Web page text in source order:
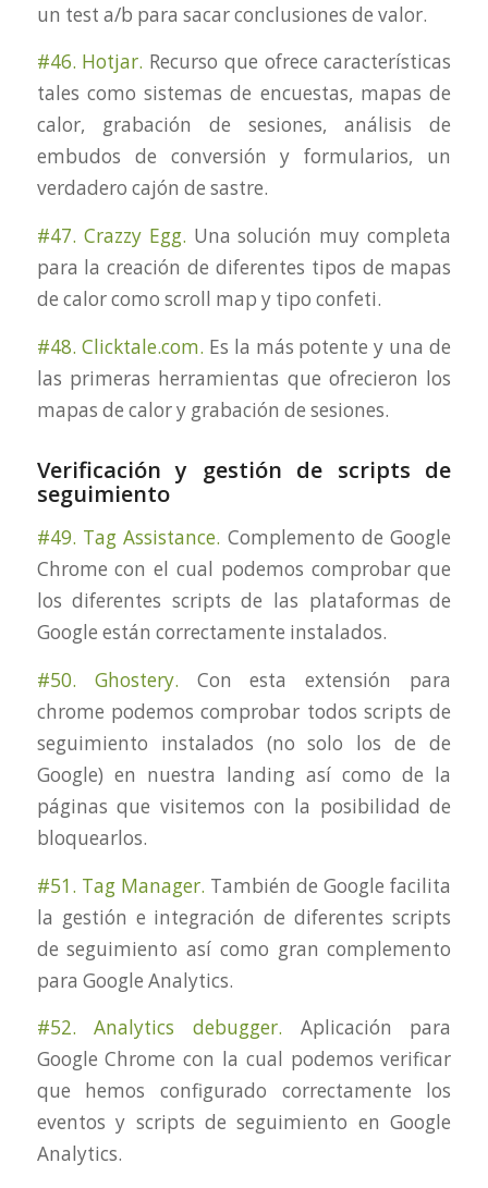
un test a/b para sacar conclusiones de valor.
#46. Hotjar. Recurso que ofrece características
tales como sistemas de encuestas, mapas de
calor, grabación de sesiones, análisis de
embudos de conversión y formularios, un
verdadero cajón de sastre.
#47. Crazzy Egg. Una solución muy completa
para la creación de diferentes tipos de mapas
de calor como scroll map y tipo confeti.
#48. Clicktale.com. Es la más potente y una de
las primeras herramientas que ofrecieron los
mapas de calor y grabación de sesiones.
Verificación y gestión de scripts de
seguimiento
#49. Tag Assistance. Complemento de Google
Chrome con el cual podemos comprobar que
los diferentes scripts de las plataformas de
Google están correctamente instalados.
#50. Ghostery. Con esta extensión para
chrome podemos comprobar todos scripts de
seguimiento instalados (no solo los de de
Google) en nuestra landing así como de la
páginas que visitemos con la posibilidad de
bloquearlos.
#51. Tag Manager. También de Google facilita
la gestión e integración de diferentes scripts
de seguimiento así como gran complemento
para Google Analytics.
#52. Analytics debugger. Aplicación para
Google Chrome con la cual podemos verificar
que hemos configurado correctamente los
eventos y scripts de seguimiento en Google
Analytics.